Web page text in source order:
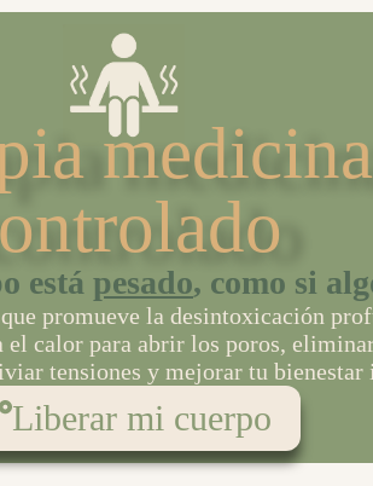
está pesado, como si
promueve la desintoxicación
calor para abrir los poros,
tensiones y mejorar tu bienestar
Liberar mi cuerpo